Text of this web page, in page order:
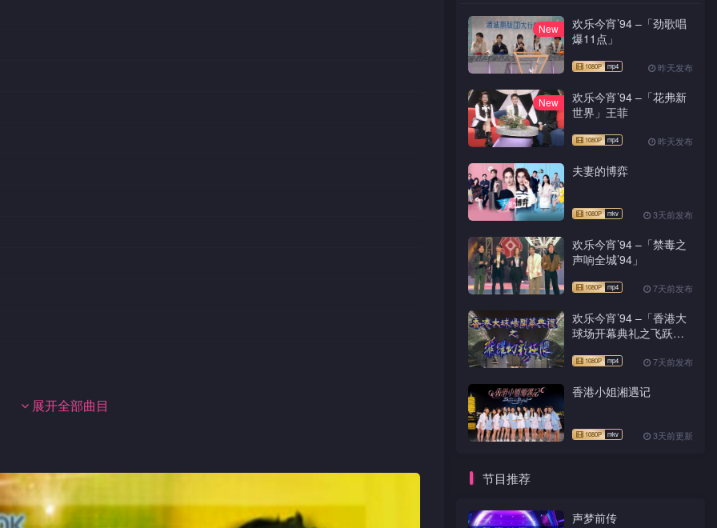
展开全部曲目
New
欢乐今宵’94 –「劲歌唱
爆11点」
昨天发布
New
欢乐今宵’94 –「花弗新
世界」王菲
昨天发布
夫妻的博弈
3天前发布
欢乐今宵’94 –「禁毒之
声响全城’94」
7天前发布
欢乐今宵’94 –「香港大
球场开幕典礼之飞跃幻
7天前发布
香港小姐湘遇记
3天前更新
节目推荐
声梦前传